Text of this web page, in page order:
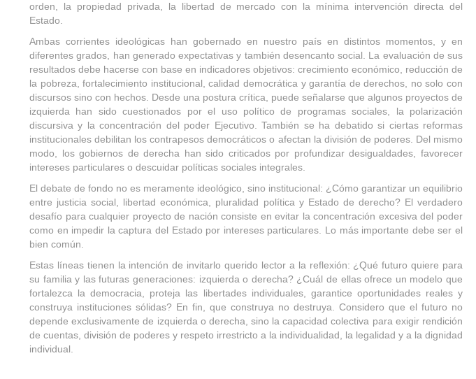
orden, la propiedad privada, la libertad de mercado con la mínima intervención directa del
Estado.
Ambas corrientes ideológicas han gobernado en nuestro país en distintos momentos, y en
diferentes grados, han generado expectativas y también desencanto social. La evaluación de sus
resultados debe hacerse con base en indicadores objetivos: crecimiento económico, reducción de
la pobreza, fortalecimiento institucional, calidad democrática y garantía de derechos, no solo con
discursos sino con hechos. Desde una postura crítica, puede señalarse que algunos proyectos de
izquierda han sido cuestionados por el uso político de programas sociales, la polarización
discursiva y la concentración del poder Ejecutivo. También se ha debatido si ciertas reformas
institucionales debilitan los contrapesos democráticos o afectan la división de poderes. Del mismo
modo, los gobiernos de derecha han sido criticados por profundizar desigualdades, favorecer
intereses particulares o descuidar políticas sociales integrales.
El debate de fondo no es meramente ideológico, sino institucional: ¿Cómo garantizar un equilibrio
entre justicia social, libertad económica, pluralidad política y Estado de derecho? El verdadero
desafío para cualquier proyecto de nación consiste en evitar la concentración excesiva del poder
como en impedir la captura del Estado por intereses particulares. Lo más importante debe ser el
bien común.
Estas líneas tienen la intención de invitarlo querido lector a la reflexión: ¿Qué futuro quiere para
su familia y las futuras generaciones: izquierda o derecha? ¿Cuál de ellas ofrece un modelo que
fortalezca la democracia, proteja las libertades individuales, garantice oportunidades reales y
construya instituciones sólidas? En fin, que construya no destruya. Considero que el futuro no
depende exclusivamente de izquierda o derecha, sino la capacidad colectiva para exigir rendición
de cuentas, división de poderes y respeto irrestricto a la individualidad, la legalidad y a la dignidad
individual.